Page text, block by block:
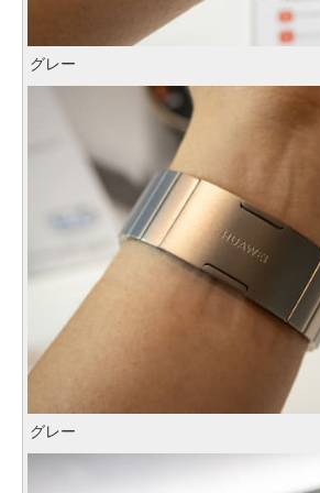
グレー
グレー